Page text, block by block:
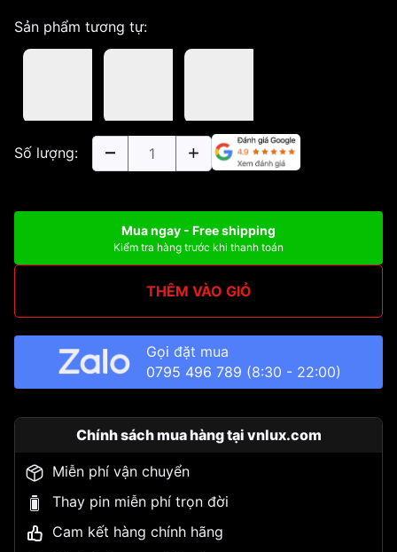
Sản phẩm tương tự:
Số lượng:
Mua ngay - Free shipping
Kiểm tra hàng trước khi thanh toán
THÊM VÀO GIỎ
Gọi đặt mua
0795 496 789 (8:30 - 22:00)
Chính sách mua hàng tại vnlux.com
Miễn phí vận chuyển
Thay pin miễn phí trọn đời
Cam kết hàng chính hãng